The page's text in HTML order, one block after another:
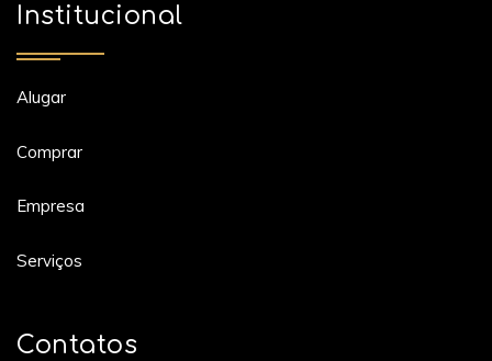
Institucional
Alugar
Comprar
Empresa
Serviços
Contatos